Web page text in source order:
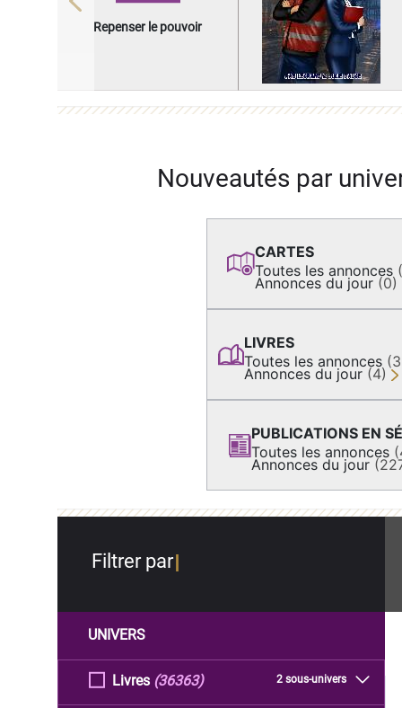
Repenser le pouvoir
Previous
Nouveautés par
CARTES
Toutes les annonces
Annonces du jour (0)
LIVRES
Toutes les annonces
Annonces du jour (4)
PUBLICATIONS EN
Toutes les annonces
Annonces du jour
Filtrer par
UNIVERS
Livres 2 sous-univers
(36363)